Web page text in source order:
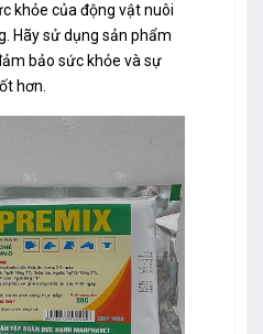
khỏe của động vật nuôi
Hãy sử dụng sản phẩm
bảo sức khỏe và sự
hơn.